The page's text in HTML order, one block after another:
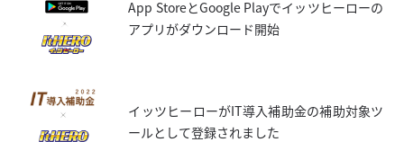
App StoreとGoogle Playでイッツヒーローの
アプリがダウンロード開始
イッツヒーローがIT導入補助金の補助対象ツ
ールとして登録されました